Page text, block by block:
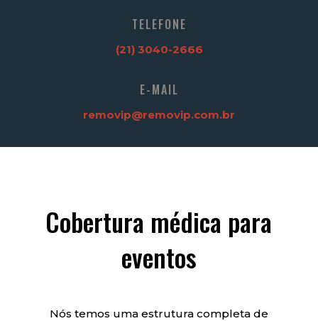
TELEFONE
(21) 3040-2666
E-MAIL
removip@removip.com.br
Cobertura médica para
eventos
Nós temos uma estrutura completa de